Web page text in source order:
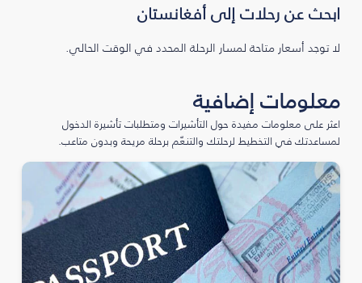
ابحث عن رحلات إلى أفغانستان
لا توجد أسعار متاحة لمسار الرحلة المحدد في الوقت الحالي.
معلومات إضافية
اعثر على معلومات مفيدة حول التأشيرات ومتطلبات تأشيرة الدخول
لمساعدتك في التخطيط لرحلتك والتنعّم برحلة مريحة وبدون متاعب.